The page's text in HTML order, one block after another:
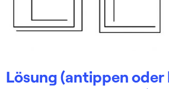
Lösung (antippen oder